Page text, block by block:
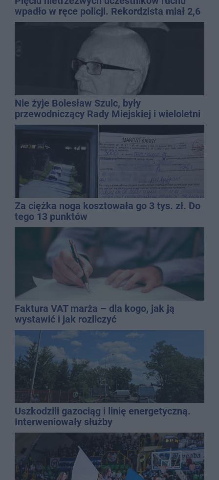
wpadło w ręce policji. Rekordzista miał 2,6
promila
Nie żyje Bolesław Szulc, były
przewodniczący Rady Miejskiej i wieloletni
dyrektor SP 14
Za ciężka noga kosztowała go 3 tys. zł. Do
tego 13 punktów
Faktura VAT marża – dla kogo, jak ją
wystawić i jak rozliczyć
Uszkodzili gazociąg i linię energetyczną.
Interweniowały służby